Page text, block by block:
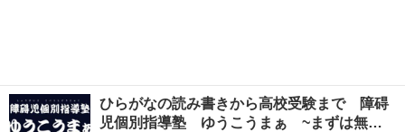
ひらがなの読み書きから高校受験まで 障碍
児個別指導塾 ゆうこうまぁ ~まずは無…